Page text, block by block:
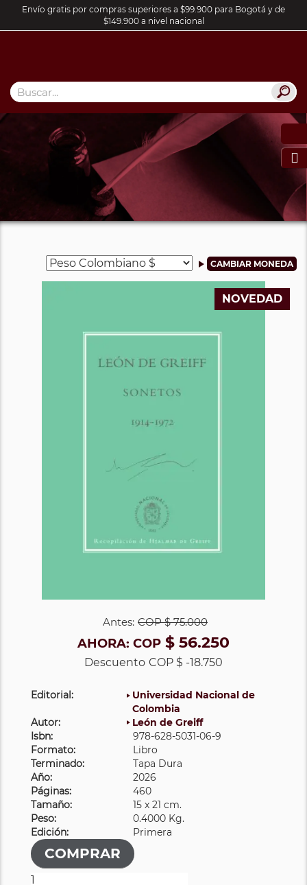
Envío gratis por compras superiores a $99.900 para Bogotá y de
$149.900 a nivel nacional

NOVEDAD
Antes: COP$ 75.000
AHORA: COP $ 56.250
Descuento COP $ -18.750
Editorial:
Universidad Nacional de
Colombia
Autor:
León de Greiff
Isbn:
978-628-5031-06-9
Formato:
Libro
Terminado:
Tapa Dura
Año:
2026
Páginas:
460
Tamaño:
15 x 21 cm.
Peso:
0.4000 Kg.
Edición:
Primera